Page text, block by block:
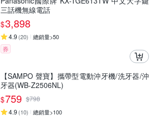
三話機無線電話
$3,898
4.9 (20) 總銷量>50
券
【SAMPO 聲寶】攜帶型電動沖牙機/洗牙器/沖
牙器(WB-Z2506NL)
$759 $798
4.9 (10) 總銷量>100